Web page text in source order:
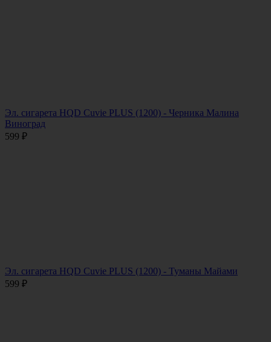
Эл. сигарета HQD Cuvie PLUS (1200) - Черника Малина
Виноград
599 ₽
Эл. сигарета HQD Cuvie PLUS (1200) - Туманы Майами
599 ₽